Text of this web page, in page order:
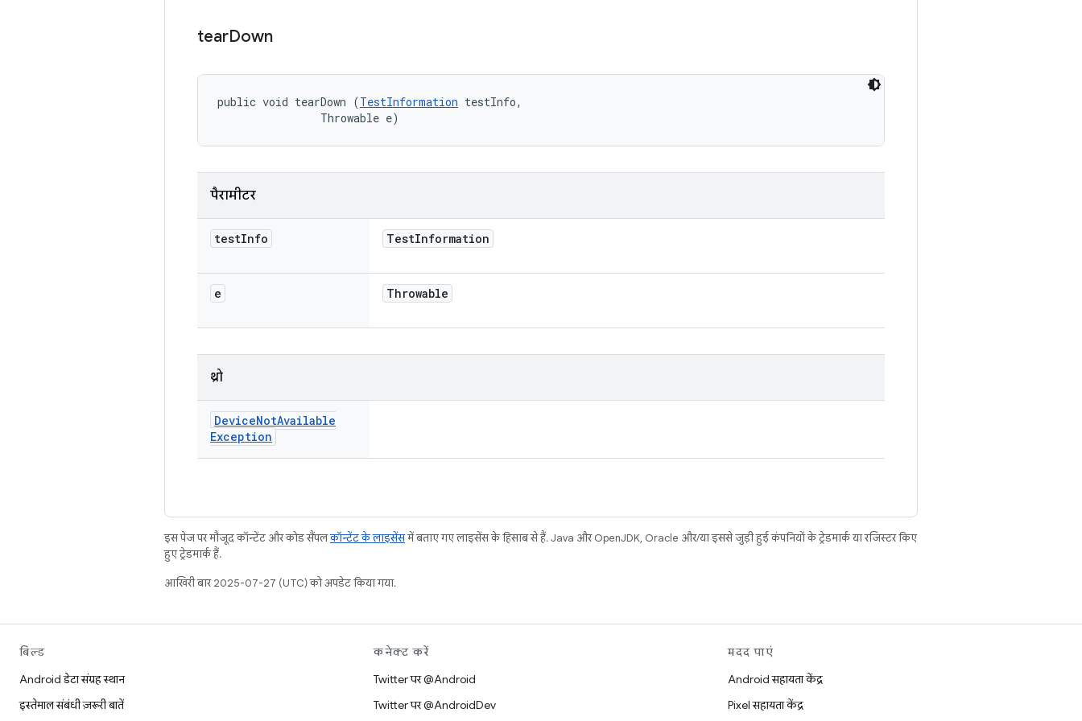
tearDown
public void tearDown (TestInformation testInfo,
                Throwable e)
पैरामीटर
testInfo TestInformation
e Throwable
थ्रो
DeviceNotAvailable
Exception
इस पेज पर मौजूद कॉन्टेंट और कोड सैंपलकॉन्टेंट के लाइसेंसमें बताए गए लाइसेंस के हिसाब से हैं. Java और OpenJDK, Oracle और/या इससे जुड़ी हुई कंपनियों के ट्रेडमार्क या रजिस्टर किए
हुए ट्रेडमार्क हैं.
आखिरी बार 2025-07-27 (UTC) को अपडेट किया गया.
बिल्ड
Android डेटा संग्रह स्थान
इस्तेमाल संबंधी ज़रूरी बातें
कनेक्ट करें
Twitter पर @Android
Twitter पर @AndroidDev
मदद पाएं
Android सहायता केंद्र
Pixel सहायता केंद्र